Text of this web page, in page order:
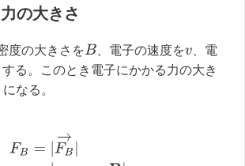
の大きさ
度の大きさを B 、電子の速度をv 、電
する。このとき電子にかかる力の大き
なる。
FB →|= |−